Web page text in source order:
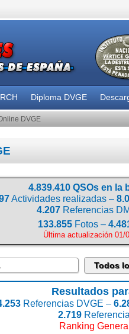
Diploma DVGE
DVGE
4.839.410 QSOs en la
Actividades realizadas –
4.207Referencias
133.855 Fotos –
Última actualización 01/
Resultados
Referencias DVGE –
2.719
Ranking